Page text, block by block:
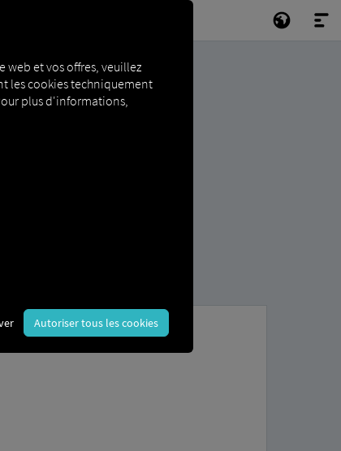
web et vos offres, veuillez
les cookies techniquement
plus d'informations,
Autoriser tous les cookies